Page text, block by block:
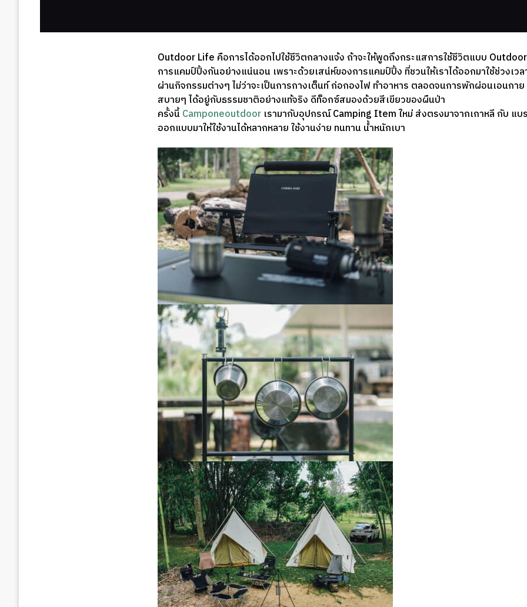
Outdoor Life คือการได้ออกไปใช้ชีวิตกลางแจ้ง ถ้าจะให้พูดถึงกระแสการใช้ชีวิตแบบ
การแคมป์ปิ้งกันอย่างแน่นอน เพราะด้วยเสน่ห์ของการแคมป์ปิ้ง ที่ชวนให้เราได้ออกมาใช้ช่วงเ
ผ่านกิจกรรมต่างๆ ไม่ว่าจะเป็นการกางเต็นท์ ก่อกองไฟ ทำอาหาร ตลอดจนการพักผ่อนเอนก
สบายๆ ได้อยู่กับธรรมชาติอย่างแท้จริง ดีท็อกซ์สมองด้วยสีเขียวของผืนป่า
ครั้งนี้Camponeoutdoor เรามากับอุปกรณ์ Camping Item ใหม่ ส่งตรงมาจากเกาหลี กับ แ
ออกแบบมาให้ใช้งานได้หลากหลาย ใช้งานง่าย ทนทาน น้ำหนักเบา